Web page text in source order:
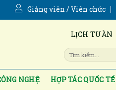
Giảng viên / Viên chức
LỊCH TUẦN
NGHỆ HỢP TÁC QUỐC TẾ